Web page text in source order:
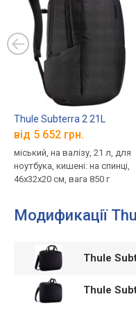
Thule Subterra 2 21L
від 5 652 грн.
міський, на валізу, 21 л, для
ноутбука, кишені: на спинці,
46x32x20 см, вага 850 г
Модификації
Thule
Thule